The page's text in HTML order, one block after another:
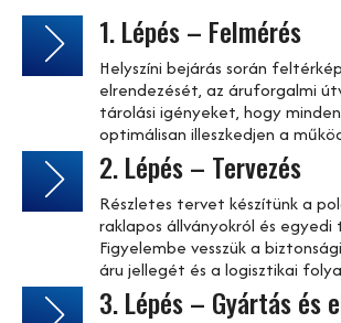
1. Lépés – Felmérés
Helyszíni bejárás során
elrendezését, az áruforgalmi
tárolási igényeket, hogy
optimálisan illeszkedjen a
2. Lépés – Tervezés
Részletes tervet készítünk a
raklapos állványokról és egyedi
Figyelembe vesszük a
áru jellegét és a logisztikai
3. Lépés – Gyártás és